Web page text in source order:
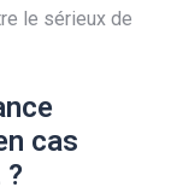
le sérieux de
cas